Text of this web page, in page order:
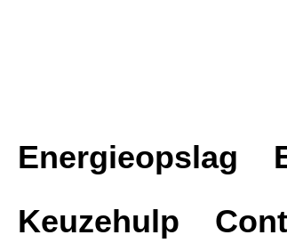
Energieopslag
Keuzehulp